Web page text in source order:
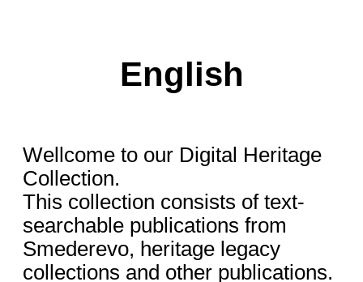
English
Wellcome to our Digital Heritage
Collection.
This collection consists of text-
searchable publications from
Smederevo, heritage legacy
collections and other publications.